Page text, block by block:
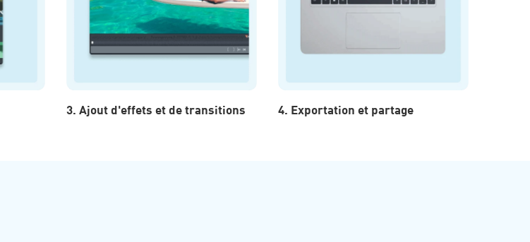
3. Ajout d'effets et de transitions 4. Exportation et partage